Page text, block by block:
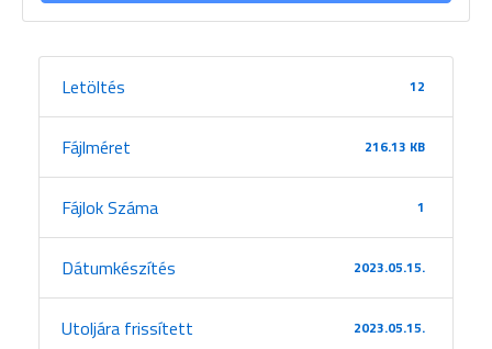
Letöltés 12
Fájlméret 216.13 KB
Fájlok Száma 1
Dátumkészítés 2023.05.15.
Utoljára frissített 2023.05.15.